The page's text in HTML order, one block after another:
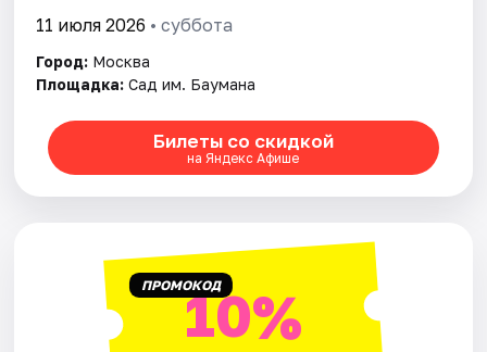
Артисты
Рейтинги
11 июля 2026 • суббота
Город: Москва
Площадка: Сад им. Баумана
Билеты со скидкой
на Яндекс Афише
ПРОМОКОД10%